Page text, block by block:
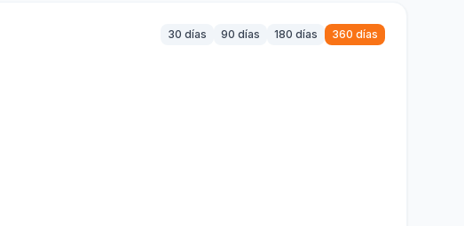
30 días 90 días 180 días 360 días